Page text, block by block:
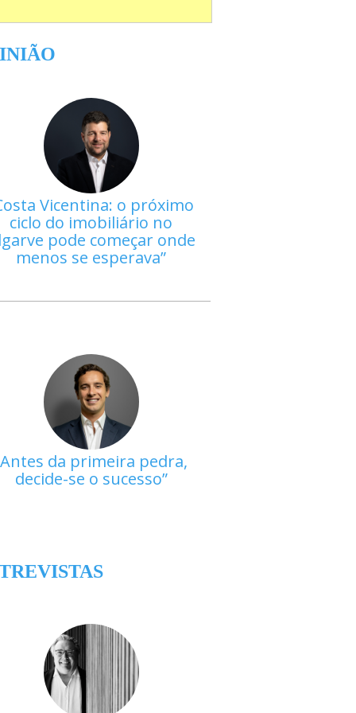
Vicentina: o próximo
ciclo do imobiliário no
pode começar onde
menos se esperava
Antes da primeira pedra,
decide-se o sucesso